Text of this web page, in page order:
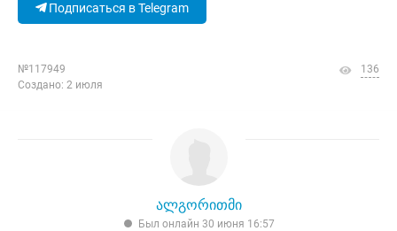
Подписаться в Telegram
№117949
Создано: 2 июля
136
ალგორითმი
Был онлайн 30 июня 16:57